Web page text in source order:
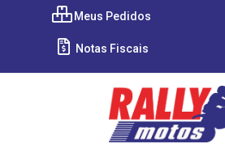
Meus Pedidos
Notas Fiscais